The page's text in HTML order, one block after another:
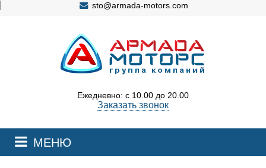
sto@armada-motors.com
Ежедневно: с 10.00 до 20.00
Заказать звонок
МЕНЮ